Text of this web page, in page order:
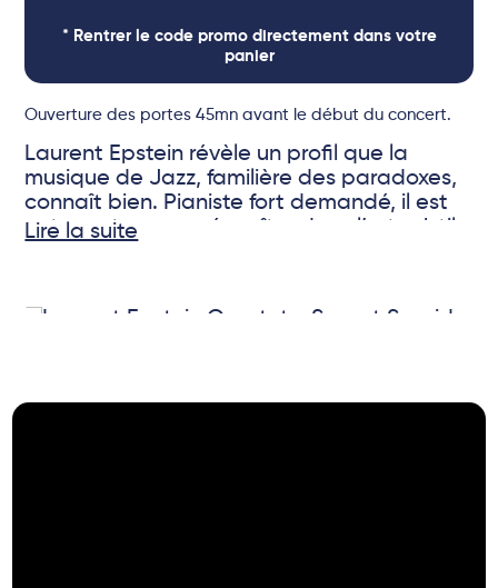
* Rentrer le code promo directement dans votre
panier
Ouverture des portes 45mn avant le début du concert.
Laurent Epstein révèle un profil que la
musique de Jazz, familière des paradoxes,
connaît bien. Pianiste fort demandé, il est
entre autres, passé maître dans l’art subtil
une intelligence musicale empreinte d’une
n ‘a guère consacré de temps à bâtir un
Lire la suite